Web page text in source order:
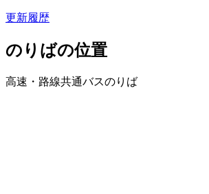
更新履歴
のりばの位置
高速・路線共通バスのりば